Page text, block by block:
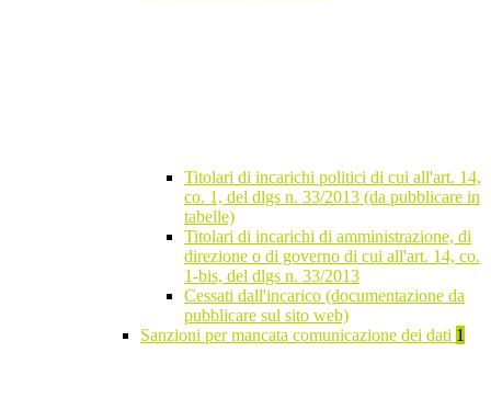
Titolari di incarichi politici di cui all'art. 14,
co. 1, del dlgs n. 33/2013 (da pubblicare in
tabelle)
Titolari di incarichi di amministrazione, di
direzione o di governo di cui all'art. 14, co.
1-bis, del dlgs n. 33/2013
Cessati dall'incarico (documentazione da
pubblicare sul sito web)
Sanzioni per mancata comunicazione dei dati 1